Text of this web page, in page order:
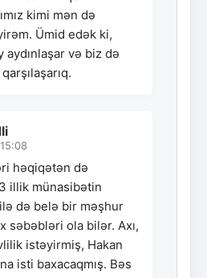
kimi mən də
Ümid edək ki,
və biz də
həqiqətən də
illik münasibətin
də belə bir məşhur
səbəbləri ola bilər. Axı,
istəyirmiş, Hakan
isti baxacaqmış. Bəs